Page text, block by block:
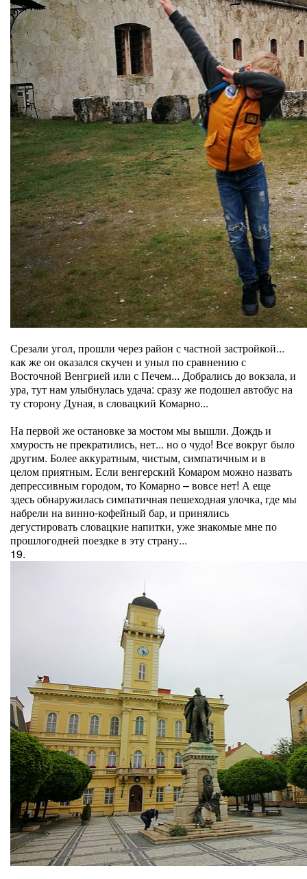
Срезали угол, прошли через район с частной застройкой...
как же он оказался скучен и уныл по сравнению с
Восточной Венгрией или с Печем... Добрались до вокзала, и
ура, тут нам улыбнулась удача: сразу же подошел автобус на
ту сторону Дуная, в словацкий Комарно...
На первой же остановке за мостом мы вышли. Дождь и
хмурость не прекратились, нет... но о чудо! Все вокруг было
другим. Более аккуратным, чистым, симпатичным и в
целом приятным. Если венгерский Комаром можно назвать
депрессивным городом, то Комарно – вовсе нет! А еще
здесь обнаружилась симпатичная пешеходная улочка, где мы
набрели на винно-кофейный бар, и принялись
дегустировать словацкие напитки, уже знакомые мне по
прошлогодней поездке в эту страну...
19.